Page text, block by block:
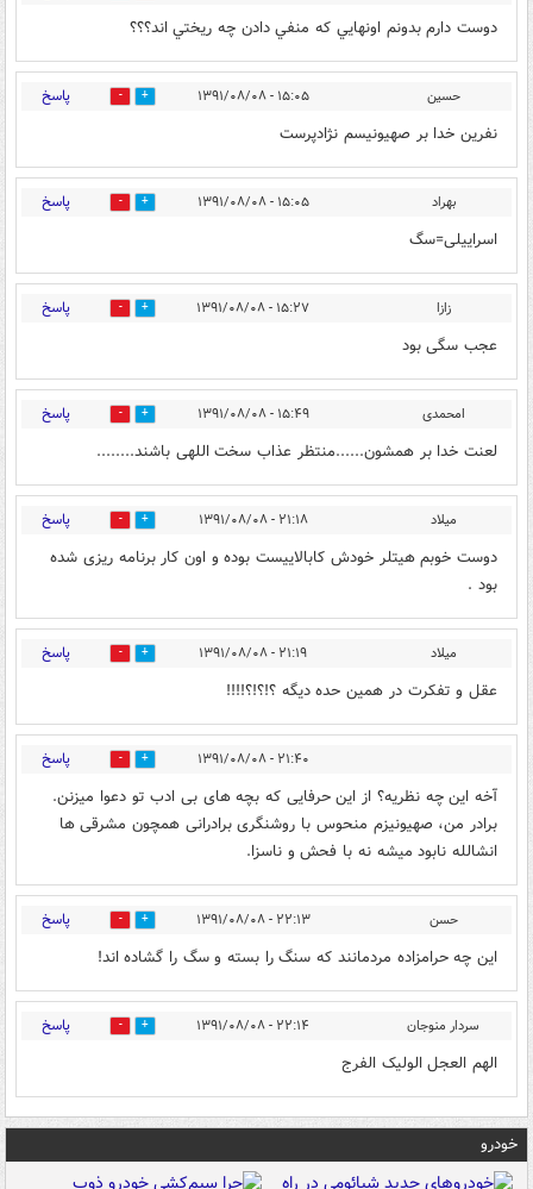
دوست دارم بدونم اونهايي كه منفي دادن چه ريختي اند؟؟؟
حسين ۱۵:۰۵ - ۱۳۹۱/۰۸/۰۸ 0 پاسخ
نفرين خدا بر صهيونيسم نژادپرست
بهراد ۱۵:۰۵ - ۱۳۹۱/۰۸/۰۸ 0 پاسخ
اسراییلی=سگ
زازا ۱۵:۲۷ - ۱۳۹۱/۰۸/۰۸ 0 پاسخ
عجب سگی بود
lمحمدی ۱۵:۴۹ - ۱۳۹۱/۰۸/۰۸ 0 پاسخ
لعنت خدا بر همشون......منتظر عذاب سخت اللهی باشند........
میلاد ۲۱:۱۸ - ۱۳۹۱/۰۸/۰۸ 0 پاسخ
دوست خوبم هیتلر خودش کابالاییست بوده و اون کار برنامه ریزی شده
بود .
میلاد ۲۱:۱۹ - ۱۳۹۱/۰۸/۰۸ 0 پاسخ
عقل و تفکرت در همین حده دیگه ؟!؟!؟!!!!
۲۱:۴۰ - ۱۳۹۱/۰۸/۰۸ 0 پاسخ
آخه این چه نظریه؟ از این حرفایی که بچه های بی ادب تو دعوا میزنن.
برادر من، صهیونیزم منحوس با روشنگری برادرانی همچون مشرقی ها
انشالله نابود میشه نه با فحش و ناسزا.
حسن ۲۲:۱۳ - ۱۳۹۱/۰۸/۰۸ 0 پاسخ
این چه حرامزاده مردمانند که سنگ را بسته و سگ را گشاده اند!
سردار منوجان ۲۲:۱۴ - ۱۳۹۱/۰۸/۰۸ 0 پاسخ
الهم العجل الولیک الفرج
خودرو